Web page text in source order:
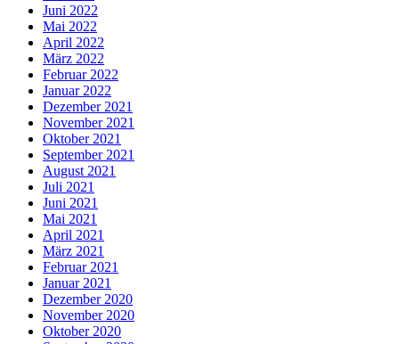
Juni 2022
Mai 2022
April 2022
März 2022
Februar 2022
Januar 2022
Dezember 2021
November 2021
Oktober 2021
September 2021
August 2021
Juli 2021
Juni 2021
Mai 2021
April 2021
März 2021
Februar 2021
Januar 2021
Dezember 2020
November 2020
Oktober 2020